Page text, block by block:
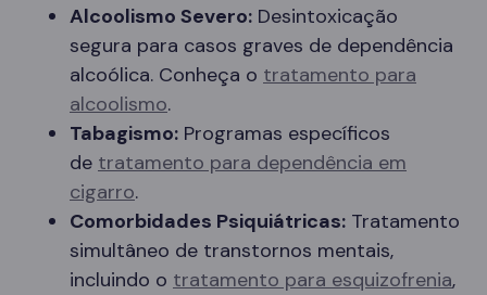
Alcoolismo Severo: Desintoxicação
segura para casos graves de dependência
alcoólica. Conheça o tratamento para
alcoolismo.
Tabagismo: Programas específicos
de tratamento para dependência em
cigarro.
Comorbidades Psiquiátricas: Tratamento
simultâneo de transtornos mentais,
incluindo o tratamento para esquizofrenia,